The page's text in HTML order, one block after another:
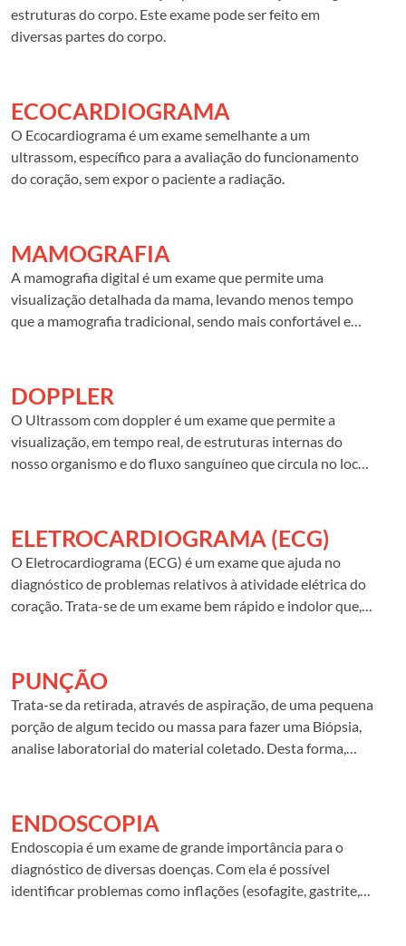
do útero e ovários.
estruturas do corpo. Este exame pode ser feito em
diversas partes do corpo.
ECOCARDIOGRAMA
O Ecocardiograma é um exame semelhante a um
ultrassom, específico para a avaliação do funcionamento
do coração, sem expor o paciente a radiação.
MAMOGRAFIA
A mamografia digital é um exame que permite uma
visualização detalhada da mama, levando menos tempo
que a mamografia tradicional, sendo mais confortável e
mama e de lesões mamárias, sendo um dos exames mais
importantes para a prevenção na saúde feminina.
DOPPLER
O Ultrassom com doppler é um exame que permite a
visualização, em tempo real, de estruturas internas do
nosso organismo e do fluxo sanguíneo que circula no local
e AVC.
ELETROCARDIOGRAMA (ECG)
O Eletrocardiograma (ECG) é um exame que ajuda no
diagnóstico de problemas relativos à atividade elétrica do
coração. Trata-se de um exame bem rápido e indolor que,
PUNÇÃO
Trata-se da retirada, através de aspiração, de uma pequena
porção de algum tecido ou massa para fazer uma Biópsia,
analise laboratorial do material coletado. Desta forma,
tireoide e nas mamas.
ENDOSCOPIA
Endoscopia é um exame de grande importância para o
diagnóstico de diversas doenças. Com ela é possível
identificar problemas como inflações (esofagite, gastrite,